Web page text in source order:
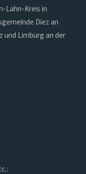
Lahn-Kreis in
Diez an
und Limburg an der